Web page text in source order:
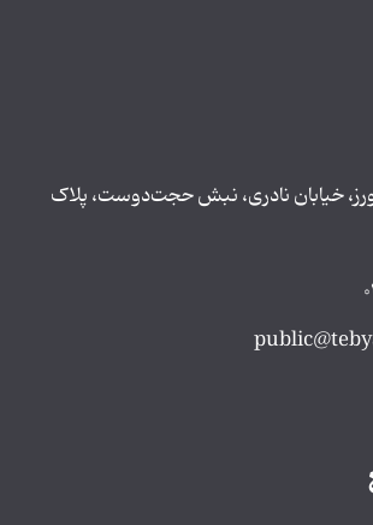
خیابان نادری، نبش حجت‌دوست، پلاک